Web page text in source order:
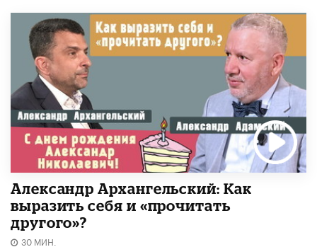
Александр Архангельский: Как
выразить себя и «прочитать
другого»?
30 МИН.